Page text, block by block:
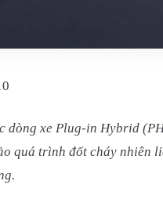
dòng xe Plug-in Hybrid
quá trình đốt cháy